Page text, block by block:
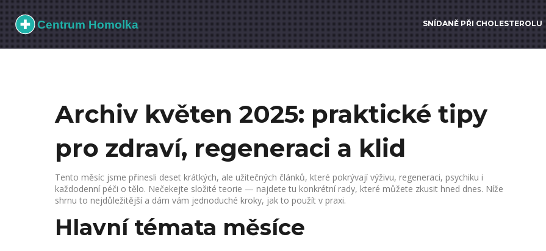
SNÍDANĚ PŘI CHOLESTEROLU
Archiv květen 2025: praktické tipy
pro zdraví, regeneraci a klid
Tento měsíc jsme přinesli deset krátkých, ale užitečných článků, které pokrývají výživu, regeneraci, psychiku i
každodenní péči o tělo. Nečekejte složité teorie — najdete tu konkrétní rady, které můžete zkusit hned dnes. Níže
shrnu to nejdůležitější a dám vám jednoduché kroky, jak to použít v praxi.
Hlavní témata měsíce